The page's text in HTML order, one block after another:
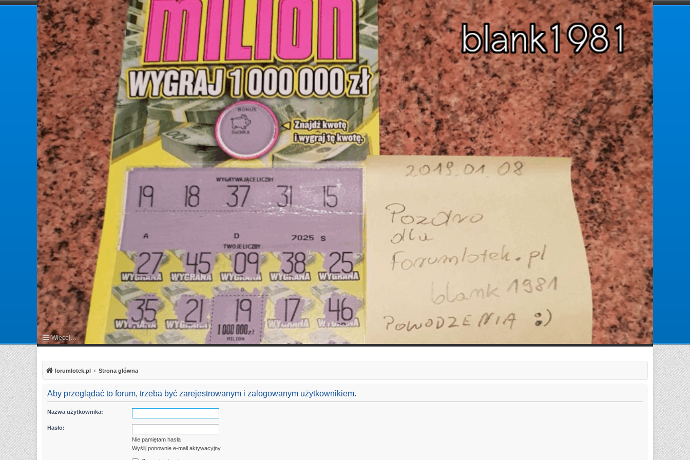
forumlotek.pl
Forum gier liczbowych
Więcej… Zaloguj się
Zarejestruj się
forumlotek.pl Strona główna
Aby przeglądać to forum, trzeba być zarejestrowanym i zalogowanym użytkownikiem.
Nazwa użytkownika:
Hasło:
Nie pamiętam hasła
Wyślij ponownie e-mail aktywacyjny